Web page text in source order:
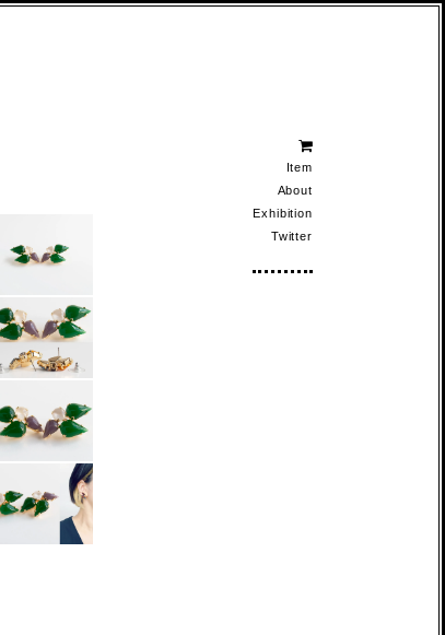
Item
About
Exhibition
Twitter